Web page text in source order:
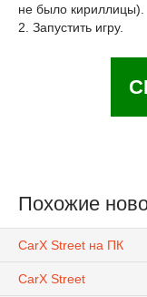
не было кириллицы).
2. Запустить игру.
Похожие
CarX Street на ПК
CarX Street